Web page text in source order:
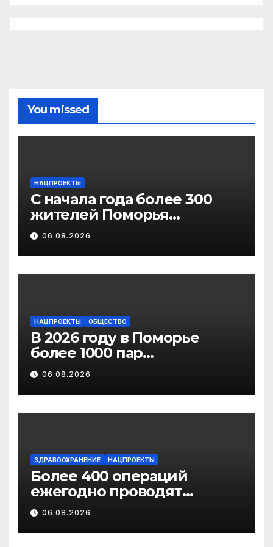
You missed
НАЦПРОЕКТЫ
С начала года более 300
жителей Поморья
получили выплату на
газификацию
06.08.2026
НАЦПРОЕКТЫ ОБЩЕСТВО
В 2026 году в Поморье
более 1000 пар
новобрачных получили
«Сертификат
молодоженов»
06.08.2026
ЗДРАВООХРАНЕНИЕ НАЦПРОЕКТЫ
Более 400 операций
ежегодно проводят
торакальные хирурги
Архангельского
онкодиспансера
06.08.2026